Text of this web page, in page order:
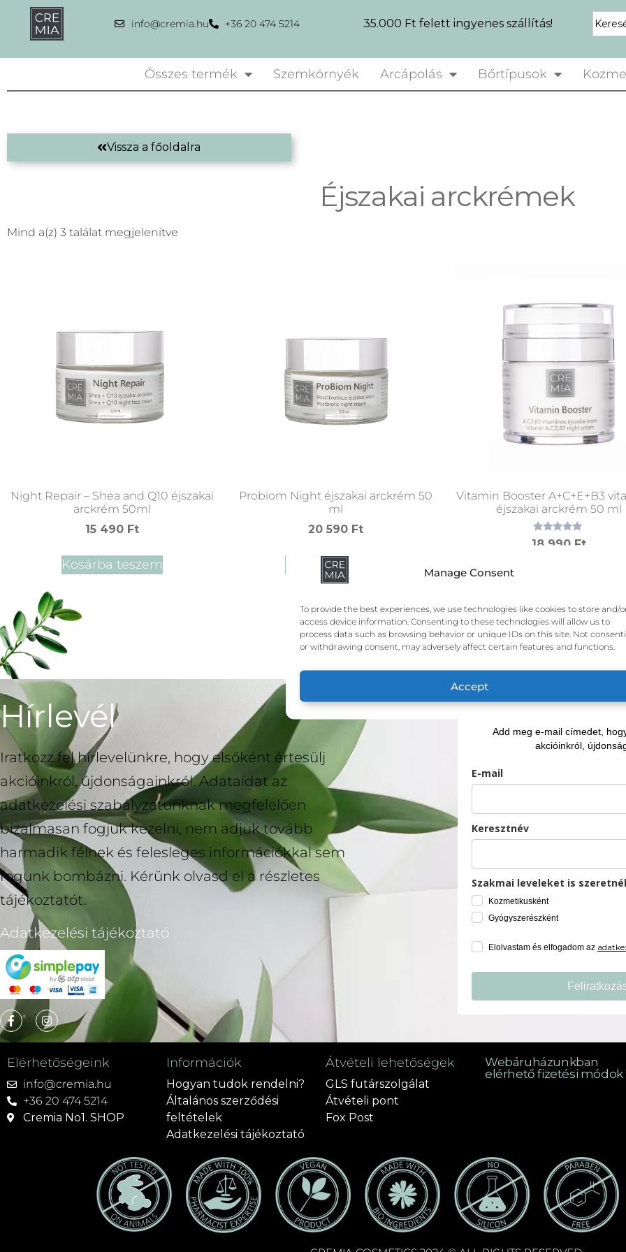
Manage Consent
To provide the best experiences, we use technologies like cookies to store and/
access device information. Consenting to these technologies will allow us to
process data such as browsing behavior or unique IDs on this site. Not
or withdrawing consent, may adversely affect certain features and functions.
Accept
info@cremia.hu +36 20 474 5214 35.000 Ft felett ingyenes szállítás!
Összes termék Szemkörnyék Arcápolás Bőrtípusok
Vissza a főoldalra
Éjszakai arckrémek
Mind a(z) 3 találat megjelenítve
Night Repair – Shea and Q10 éjszakai
arckrém 50ml
15 490 Ft
Kosárba teszem
Probiom Night éjszakai arckrém 50
ml
20 590 Ft
Kosárba teszem
Vitamin Booster A+C+E+B3
éjszakai arckrém 50 ml
Értékelés:
5.00
18 990 Ft
Kosárba teszem
Hírlevél
Iratkozz fel hírlevelünkre, hogy elsőként értesülj
akcióinkról, újdonságainkról. Adataidat az
adatkezelési szabályzatunknak megfelelően
bizalmasan fogjuk kezelni, nem adjuk tovább
harmadik félnek és felesleges információkkal sem
fogunk bombázni. Kérünk olvasd el a részletes
tájékoztatót.
Adatkezelési tájékoztató
Add meg e-mail címedet,
akcióinkról,
E-mail
Keresztnév
Szakmai leveleket is
Kozmetikusként
Gyógyszerészként
Elolvastam és elfogadom az
Elérhetőségeink
info@cremia.hu
+36 20 474 5214
Cremia No1. SHOP
Információk
Hogyan tudok rendelni?
Általános szerződési
feltételek
Adatkezelési tájékoztató
Átvételi lehetőségek
GLS futárszolgálat
Átvételi pont
Fox Post
Webáruházunkban
elérhető fizetési módok